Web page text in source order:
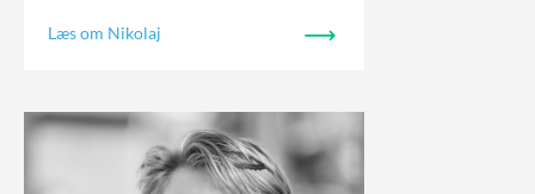
Læs om Nikolaj